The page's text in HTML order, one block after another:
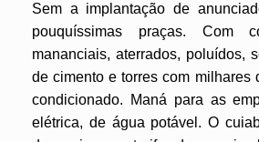
Sem a implantação de
pouquíssimas praças. Com
mananciais, aterrados, poluídos,
de cimento e torres com milhares
condicionado. Maná para as
elétrica, de água potável. O